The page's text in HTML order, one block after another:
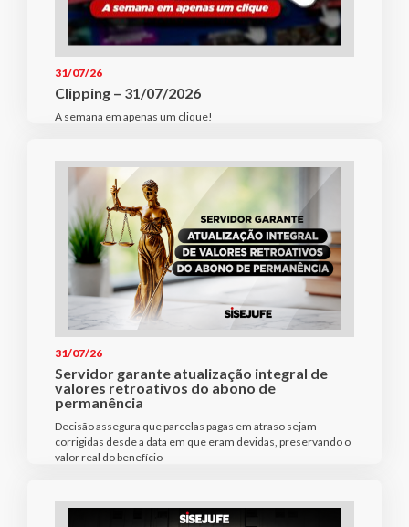
31/07/26
Clipping – 31/07/2026
A semana em apenas um clique!
31/07/26
Servidor garante atualização integral de
valores retroativos do abono de
permanência
Decisão assegura que parcelas pagas em atraso sejam
corrigidas desde a data em que eram devidas, preservando o
valor real do benefício